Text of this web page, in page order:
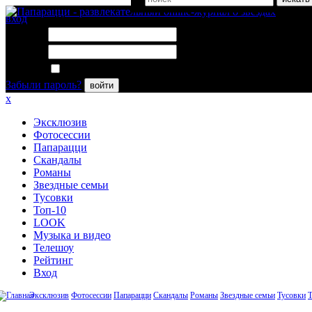
вход
Забыли пароль?
войти
x
Эксклюзив
Фотосессии
Папарацци
Скандалы
Романы
Звездные семьи
Тусовки
Топ-10
LOOK
Музыка и видео
Телешоу
Рейтинг
Вход
Эксклюзив Фотосессии Папарацци Скандалы Романы Звездные семьи Тусовки